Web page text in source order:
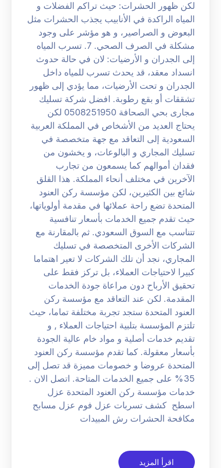
لكن ظهور الحشرات: حيث تراكم الفضلات و
المياه الراكدة في الأنابيب يجذب الحشرات مثل
البعوض و الصراصير، و هو مؤشر على وجود
مشكلة في الصرف الصحي. 7. تسرب المياه
إلى الجدران و الأرضيات: لان في حالة حدوث
انسداد معقد، قد يحدث تسرب للمياه داخل
الجدران و تحت الأرضيات، مما يؤدي إلى ظهور
تشققات أو بقع رطوبة. افضل شركة تسليك
مجارى بحي الصحافة 0508251950 لكن
يحتاج العديد من الأشخاص في المملكة العربية
السعودية إلى التعاقد مع جهة متخصصة في
تسليك المجاري و البالوعات، و يخشون من
فقدان أموالهم كما يسمعون من تجارب
الآخرين في مختلف أنحاء المملكة. هذا القلق
شائع بين الكثيرين، لكن مؤسسة ركن العنود
المتحدة تضع راحة عملائها في مقدمة أولوياتها،
حيث تقدم جميع الخدمات بأسعار تنافسية
تتناسب مع السوق السعودي. ثم بالمقارنة مع
الشركات الأخرى المتخصصة في تسليك
المجاري، نجد أن تلك الشركات لا تعير اهتماما
كبيرا لاحتياجات العملاء، بل تركز فقط على
تحقيق الأرباح دون مراعاة جودة الخدمات
المقدمة. لكن عند التعاقد مع مؤسسة ركن
العنود المتحدة ستجد تجربة مختلفة تماما، حيث
تلتزم المؤسسة بتلبية احتياجات العملاء , و
تقديم خدمات أصلية و مواد خام عالية الجودة
بأسعار معقولة. كما تقدم مؤسسة ركن العنود
المتحدة عروضا و خصومات مميزة قد تصل إلى
35% على جميع الخدمات المتاحة. اتصل الان .
خدمات مؤسسة ركن العنود المتحدة عزل
اسطح كشف تسربات عزل فوم عزل مسابح
مكافحة الحشرات رش المبيدات
اقرأ المزيد